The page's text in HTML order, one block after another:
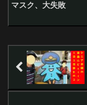
マスク、大失敗